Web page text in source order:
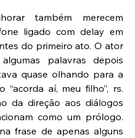
também merecem
ligado com delay em
do primeiro ato. O ator
palavras depois
quase olhando para a
aí, meu filho”, rs.
da direção aos diálogos
como um prólogo.
frase de apenas alguns